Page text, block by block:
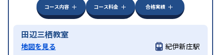
コース内容
コース料金 合格実績
田辺三栖教室
地図を見る
紀伊新庄駅